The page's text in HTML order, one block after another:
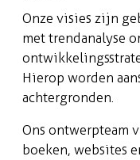
Onze visies zijn
met trendanalyse
Hierop worden
achtergronden.
Ons ontwerpteam
boeken, websites